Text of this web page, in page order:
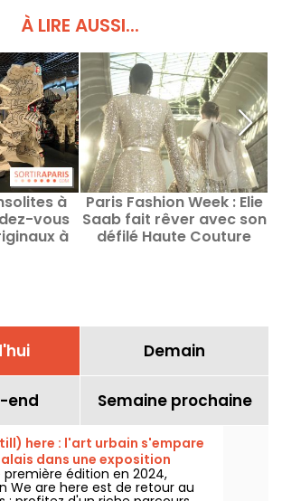
À LIRE AUSSI...
à
vous
à
Paris Fashion Week : Elie
Saab fait rêver avec son
défilé Haute Couture
Demain
end Semaine prochaine
here : l'art urbain s'empare
dans une exposition
été
première édition en 2024,
We are here est de retour au